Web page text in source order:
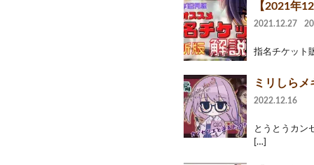
【2021年
2021.12.27
指名チケット
ミリしらメ
2022.12.16
とうとうカン
[…]